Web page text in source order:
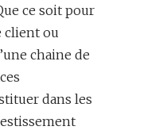
ce soit pour
client ou
chaine de
dans les